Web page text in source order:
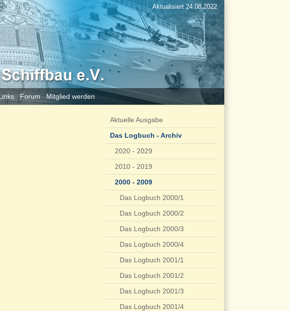
Forum Mitglied werden
Aktualisiert 24.08.2022
Aktuelle Ausgabe
Das Logbuch - Archiv
2020 - 2029
2010 - 2019
2000 - 2009
Das Logbuch 2000/1
Das Logbuch 2000/2
Das Logbuch 2000/3
Das Logbuch 2000/4
Das Logbuch 2001/1
Das Logbuch 2001/2
Das Logbuch 2001/3
Das Logbuch 2001/4